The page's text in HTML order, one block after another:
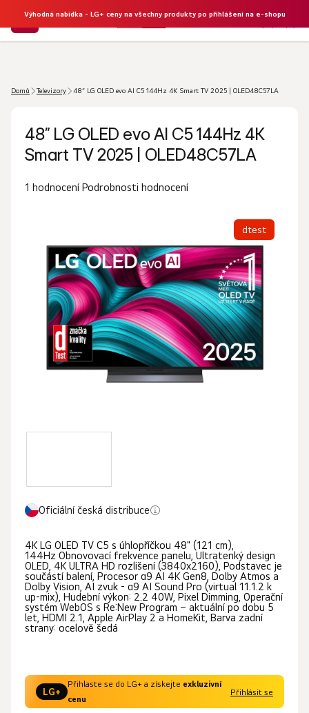
Výhodná nabídka - LG+ ceny na všechny produkty po přihlášení na e-shopu
Hledat
Domů Televizory 48” LG OLED evo AI C5 144Hz 4K Smart TV 2025 | OLED48C57LA
Oficiální česká distribuce
4K LG OLED TV C5 s úhlopříčkou 48" (121 cm),
144Hz Obnovovací frekvence panelu, Ultratenký design
OLED, 4K ULTRA HD rozlišení (3840x2160), Podstavec je
součástí balení, Procesor α9 AI 4K Gen8, Dolby Atmos a
Dolby Vision, AI zvuk - α9 AI Sound Pro (virtual 11.1.2 k
up-mix), Hudební výkon: 2.2 40W, Pixel Dimming, Operační
systém WebOS s Re:New Program – aktuální po dobu 5
let, HDMI 2.1, Apple AirPlay 2 a HomeKit, Barva zadní
strany: ocelově šedá
LG+
Přihlaste se do LG+ a získejte exkluzivní
cenu
Přihlásit se
48” LG OLED evo AI C5 144Hz 4K
Smart TV 2025 | OLED48C57LA
Průměrné
hvězdiček.
1 hodnocení Podrobnosti hodnocení
dtest